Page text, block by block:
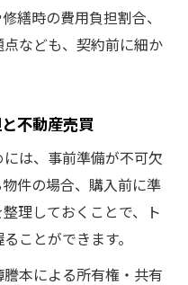
繕時の費用負担割合、
なども、契約前に細か
不動産売買
は、事前準備が不可欠
件の場合、購入前に準
理しておくことで、ト
ことができます。
本による所有権・共有